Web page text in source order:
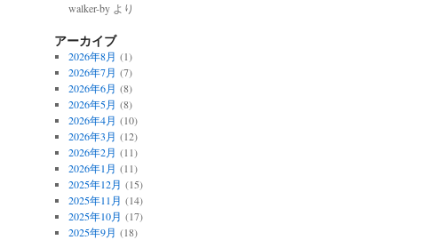
walker-byより
アーカイブ
2026年8月 (1)
2026年7月 (7)
2026年6月 (8)
2026年5月 (8)
2026年4月 (10)
2026年3月 (12)
2026年2月 (11)
2026年1月 (11)
2025年12月 (15)
2025年11月 (14)
2025年10月 (17)
2025年9月 (18)